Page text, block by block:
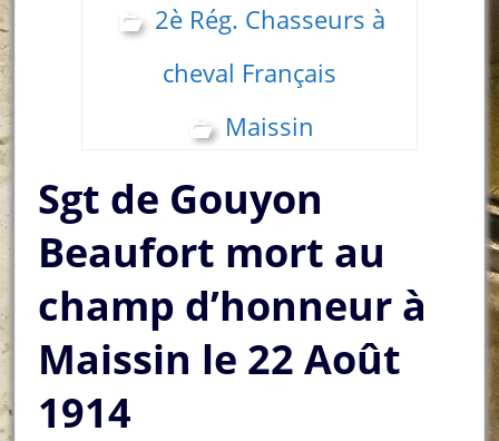
2è Rég. Chasseurs à
cheval Français
Maissin
Sgt de Gouyon
Beaufort mort au
champ d’honneur à
Maissin le 22 Août
1914